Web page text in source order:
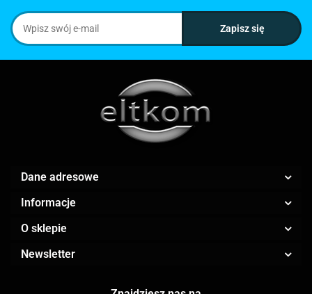
Dane adresowe
Informacje
O sklepie
Newsletter